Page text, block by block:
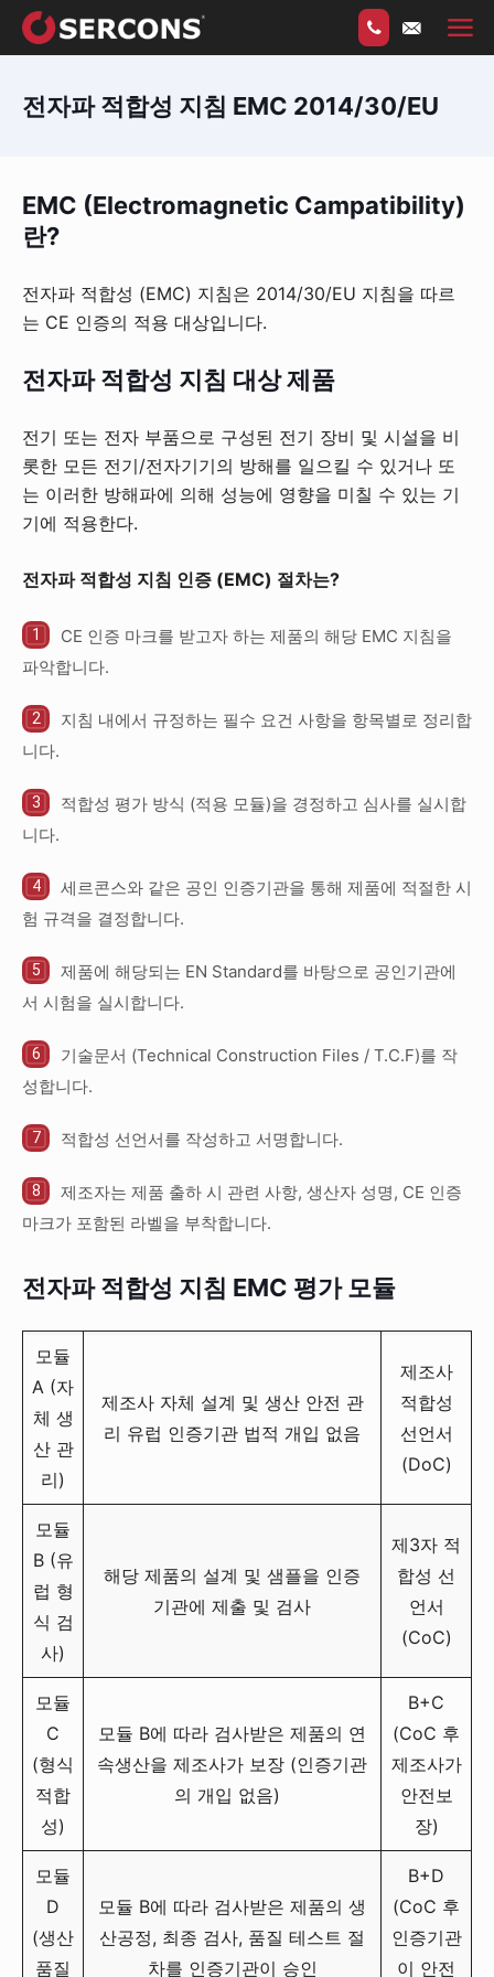
전자파 적합성 지침 EMC 2014/30/EU
EMC (Electromagnetic Campatibility)
란?
전자파 적합성 (EMC) 지침은 2014/30/EU 지침을 따르
는 CE 인증의 적용 대상입니다.
전자파적합성 지침 대상제품
전기 또는 전자 부품으로 구성된 전기 장비 및 시설을 비
롯한 모든 전기/전자기기의 방해를 일으킬 수 있거나 또
는 이러한 방해파에 의해 성능에 영향을 미칠 수 있는 기
기에 적용한다.
전자파 적합성 지침 인증 (EMC) 절차는?
CE 인증 마크를 받고자 하는 제품의 해당 EMC 지침을
파악합니다.
지침 내에서 규정하는 필수 요건 사항을 항목별로 정리합
니다.
적합성 평가 방식 (적용 모듈)을 경정하고 심사를 실시합
니다.
세르콘스와 같은 공인 인증기관을 통해 제품에 적절한 시
험 규격을 결정합니다.
제품에 해당되는 EN Standard를 바탕으로 공인기관에
서 시험을 실시합니다.
기술문서 (Technical Construction Files / T.C.F)를 작
성합니다.
적합성 선언서를 작성하고 서명합니다.
제조자는 제품 출하 시 관련 사항, 생산자 성명, CE 인증
마크가 포함된 라벨을 부착합니다.
전자파 적합성 지침 EMC 평가 모듈
모듈
A (자
체 생
산 관
리)
제조사 자체 설계 및 생산 안전 관
리 유럽 인증기관 법적 개입 없음
제조사
적합성
선언서
(DoC)
모듈
B (유
럽 형
식 검
사)
해당 제품의 설계 및 샘플을 인증
기관에 제출 및 검사
제3자 적
합성 선
언서
(CoC)
모듈
C
(형식
적합
성)
모듈 B에 따라 검사받은 제품의 연
속생산을 제조사가 보장 (인증기관
의 개입 없음)
B+C
(CoC 후
제조사가
안전보
장)
모듈
D
(생산
품질
모듈 B에 따라 검사받은 제품의 생
산공정, 최종 검사, 품질 테스트 절
차를 인증기관이 승인
B+D
(CoC 후
인증기관
이 안전